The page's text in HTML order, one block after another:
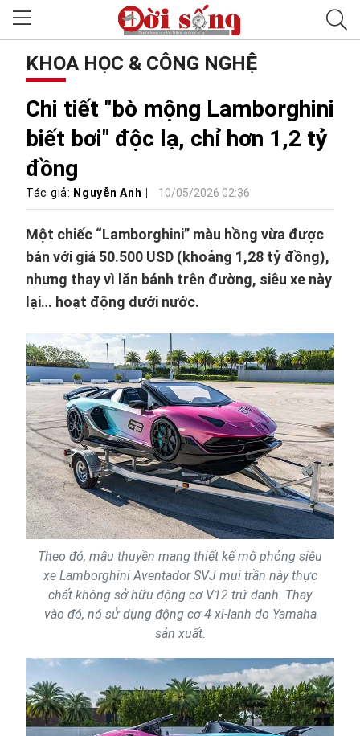
KHOA HỌC & CÔNG NGHỆ
Chi tiết "bò mộng Lamborghini
biết bơi" độc lạ, chỉ hơn 1,2 tỷ
đồng
Tác giả: Nguyễn Anh 10/05/2026 02:36
Một chiếc “Lamborghini” màu hồng vừa được
bán với giá 50.500 USD (khoảng 1,28 tỷ đồng),
nhưng thay vì lăn bánh trên đường, siêu xe này
lại… hoạt động dưới nước.
Theo đó, mẫu thuyền mang thiết kế mô phỏng siêu
xe Lamborghini Aventador SVJ mui trần này thực
chất không sở hữu động cơ V12 trứ danh. Thay
vào đó, nó sử dụng động cơ 4 xi-lanh do Yamaha
sản xuất.